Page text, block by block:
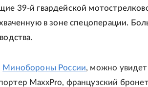
39-й гвардейской
в зоне спецоперации.
Минобороны России, можно
MaxxPro, французский